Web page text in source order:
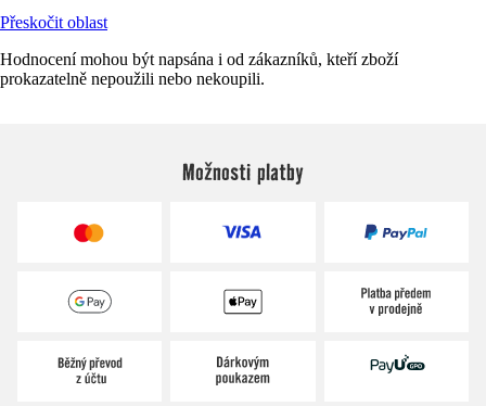
Přeskočit oblast
Hodnocení mohou být napsána i od zákazníků, kteří zboží
prokazatelně nepoužili nebo nekoupili.
Možnosti platby